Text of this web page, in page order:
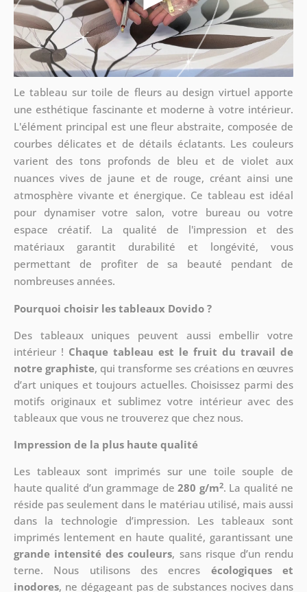
Le tableau sur toile de fleurs au design virtuel apporte
une esthétique fascinante et moderne à votre intérieur.
L'élément principal est une fleur abstraite, composée de
courbes délicates et de détails éclatants. Les couleurs
varient des tons profonds de bleu et de violet aux
nuances vives de jaune et de rouge, créant ainsi une
atmosphère vivante et énergique. Ce tableau est idéal
pour dynamiser votre salon, votre bureau ou votre
espace créatif. La qualité de l'impression et des
matériaux garantit durabilité et longévité, vous
permettant de profiter de sa beauté pendant de
nombreuses années.
Pourquoi choisir les tableaux Dovido ?
Des tableaux uniques peuvent aussi embellir votre
intérieur ! Chaque tableau est le fruit du travail de
notre graphiste, qui transforme ses créations en œuvres
d’art uniques et toujours actuelles. Choisissez parmi des
motifs originaux et sublimez votre intérieur avec des
tableaux que vous ne trouverez que chez nous.
Impression de la plus haute qualité
Les tableaux sont imprimés sur une toile souple de
haute qualité d’un grammage de280 g/m2. La qualité ne
réside pas seulement dans le matériau utilisé, mais aussi
dans la technologie d’impression. Les tableaux sont
imprimés lentement en haute qualité, garantissant une
grande intensité des couleurs, sans risque d’un rendu
terne. Nous utilisons des encres écologiques et
inodores, ne dégageant pas de substances nocives dans